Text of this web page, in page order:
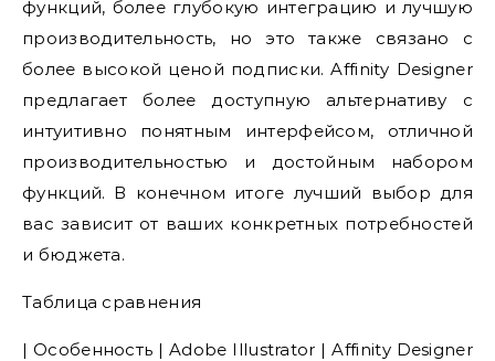
функций, более глубокую интеграцию и лучшую
производительность, но это также связано с
более высокой ценой подписки. Affinity Designer
предлагает более доступную альтернативу с
интуитивно понятным интерфейсом, отличной
производительностью и достойным набором
функций. В конечном итоге лучший выбор для
вас зависит от ваших конкретных потребностей
и бюджета.
Таблица сравнения
| Особенность | Adobe Illustrator | Affinity Designer